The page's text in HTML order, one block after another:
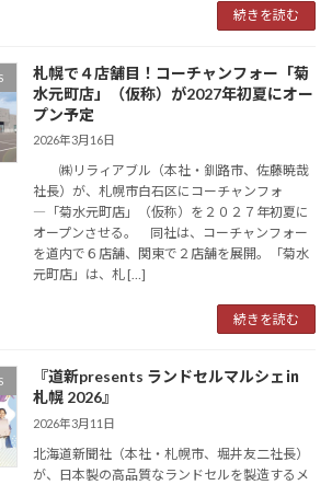
続きを読む
札幌で４店舗目！コーチャンフォー「菊
水元町店」（仮称）が2027年初夏にオー
プン予定
2026年3月16日
㈱リラィアブル（本社・釧路市、佐藤暁哉
社長）が、札幌市白石区にコーチャンフォ
―「菊水元町店」（仮称）を２０２７年初夏に
オープンさせる。 同社は、コーチャンフォー
を道内で６店舗、関東で２店舗を展開。「菊水
元町店」は、札 […]
続きを読む
『道新presents ランドセルマルシェ㏌
札幌 2026』
2026年3月11日
北海道新聞社（本社・札幌市、堀井友二社長）
が、日本製の高品質なランドセルを製造するメ